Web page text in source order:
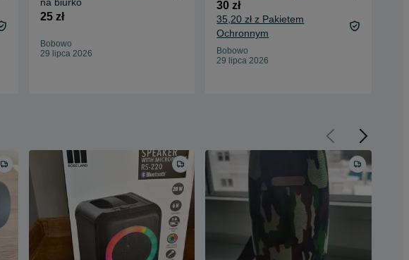
na biurko
25 zł
Bobowo
29 lipca 2026
30 zł
35,20 zł z Pakietem
Ochronnym
Bobowo
29 lipca 2026